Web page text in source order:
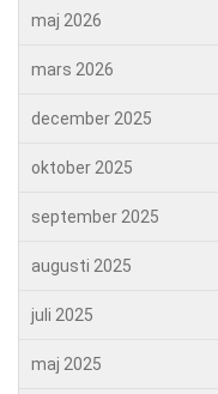
maj 2026
mars 2026
december 2025
oktober 2025
september 2025
augusti 2025
juli 2025
maj 2025